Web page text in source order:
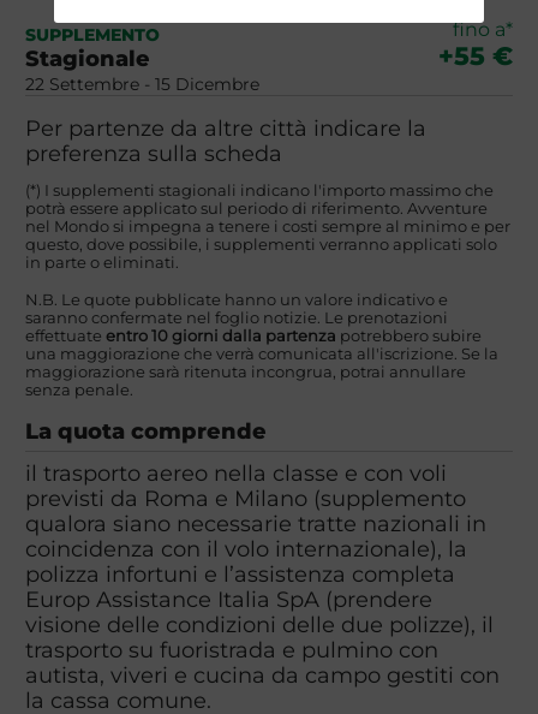
SUPPLEMENTO
Stagionale
22 Settembre - 15 Dicembre
fino a*
+55 €
Per partenze da altre città indicare la
preferenza sulla scheda
(*) I supplementi stagionali indicano l'importo massimo che
potrà essere applicato sul periodo di riferimento. Avventure
nel Mondo si impegna a tenere i costi sempre al minimo e per
questo, dove possibile, i supplementi verranno applicati solo
in parte o eliminati.
N.B. Le quote pubblicate hanno un valore indicativo e
saranno confermate nel foglio notizie. Le prenotazioni
effettuate entro 10 giorni dalla partenza potrebbero subire
una maggiorazione che verrà comunicata all'iscrizione. Se la
maggiorazione sarà ritenuta incongrua, potrai annullare
senza penale.
La quota comprende
il trasporto aereo nella classe e con voli
previsti da Roma e Milano (supplemento
qualora siano necessarie tratte nazionali in
coincidenza con il volo internazionale), la
polizza infortuni e l’assistenza completa
Europ Assistance Italia SpA (prendere
visione delle condizioni delle due polizze), il
trasporto su fuoristrada e pulmino con
autista, viveri e cucina da campo gestiti con
la cassa comune.